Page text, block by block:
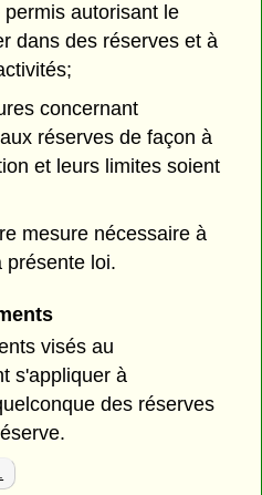
autorisant le
dans des réserves et à
concernant
réserves de façon à
et leurs limites soient
mesure nécessaire à
présente loi.
visés au
s'appliquer à
des réserves